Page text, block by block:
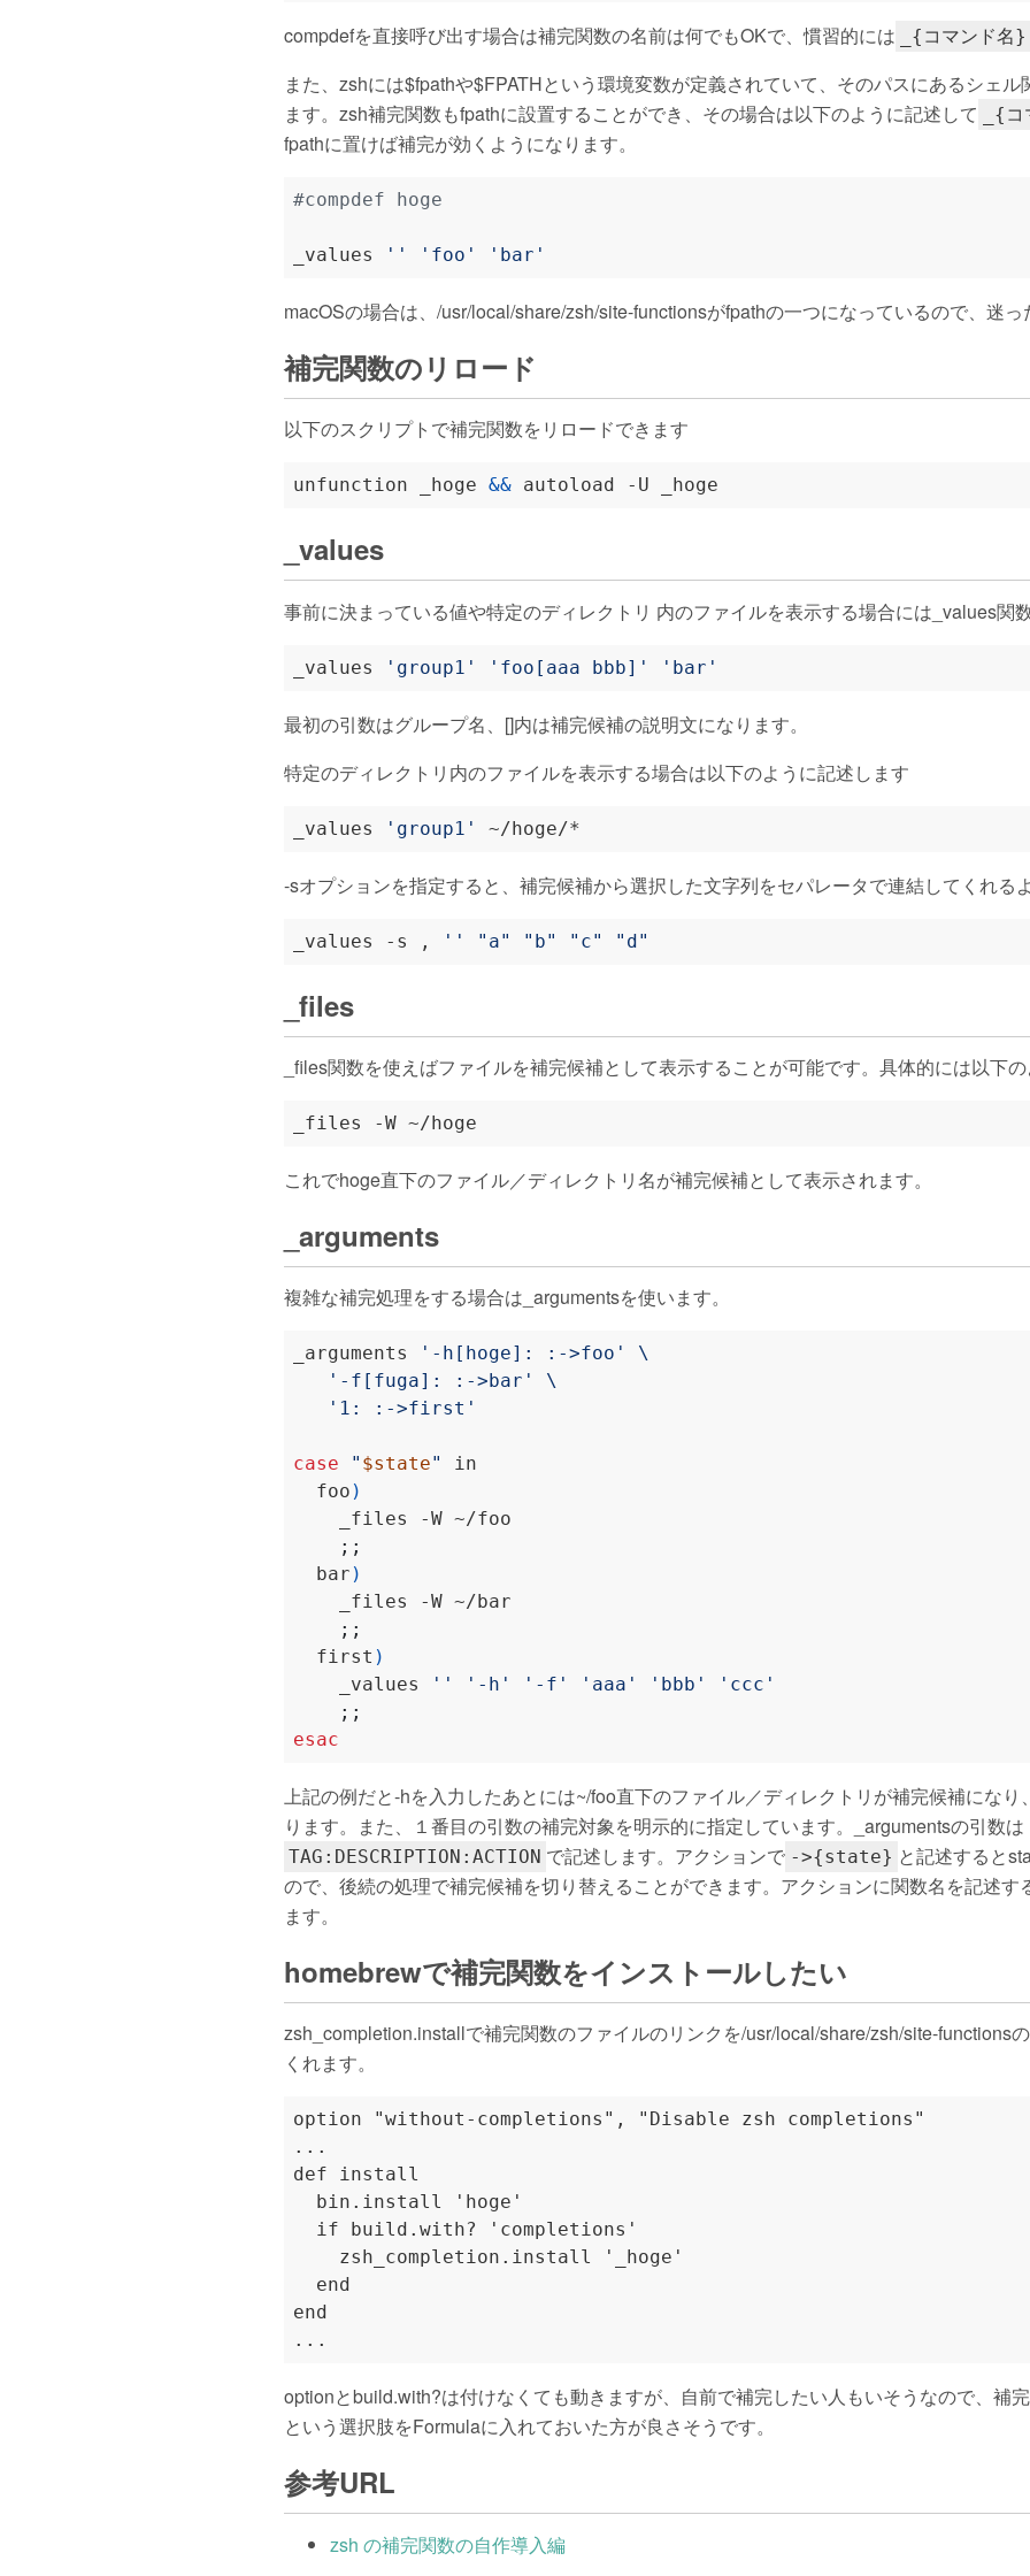
compdefを直接呼び出す場合は補完関数の名前は何でもOKで、慣習的には _{コマンド名}
また、zshには$fpathや$FPATHという環境変数が定義されていて、そのパスにあるシェ
ます。zsh補完関数もfpathに設置することができ、その場合は以下のように記述して
_{
fpathに置けば補完が効くようになります。
#compdef hoge
_values '' 'foo' 'bar'
macOSの場合は、/usr/local/share/zsh/site-functionsがfpathの一つになっているので、迷っ
補完関数のリロード
以下のスクリプトで補完関数をリロードできます
unfunction _hoge &&
_values
事前に決まっている値や特定のディレクトリ 内のファイルを表示する場合には_values関
_values 'group1' 'foo[aaa bbb]' 'bar'
最初の引数はグループ名、[]内は補完候補の説明文になります。
特定のディレクトリ内のファイルを表示する場合は以下のように記述します
_values 'group1'
-sオプションを指定すると、補完候補から選択した文字列をセパレータで連結してくれる
_values -s , '' "a" "b" "c" "d"
_files
_files関数を使えばファイルを補完候補として表示することが可能です。具体的には以下の
これでhoge直下のファイル／ディレクトリ名が補完候補として表示されます。
_arguments
複雑な補完処理をする場合は_argumentsを使います。
_arguments '-h[hoge]: :->foo'
'-f[fuga]: :->bar'
'1: :->first'
case " $state"
  foo
)
;;
  bar
)
;;
  first
)
    _values
'' '-h' '-f' 'aaa' 'bbb'
'ccc'
;;
esac
上記の例だと-hを入力したあとには~/foo直下のファイル／ディレクトリが補完候補になり
ります。また、１番目の引数の補完対象を明示的に指定しています。_argumentsの引数は
TAG:DESCRIPTION:ACTION で記述します。アクションで ->{state} と記述すると
ので、後続の処理で補完候補を切り替えることができます。アクションに関数名を記述す
ます。
homebrewで補完関数をインストールしたい
zsh_completion.installで補完関数のファイルのリンクを/usr/local/share/zsh/site-functions
くれます。
option "without-completions", "Disable zsh completions"
...
def install
  bin.install 'hoge'
  if build.with? 'completions'
    zsh_completion.install '_hoge'
  end
end
optionとbuild.with?は付けなくても動きますが、自前で補完したい人もいそうなので、補
という選択肢をFormulaに入れておいた方が良さそうです。
参考URL
zsh の補完関数の自作導入編